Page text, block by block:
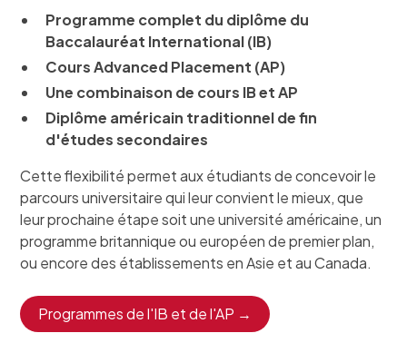
Programme complet du diplôme du
Baccalauréat International (IB)
Cours Advanced Placement (AP)
Une combinaison de cours IB et AP
Diplôme américain traditionnel de fin
d'études secondaires
Cette flexibilité permet aux étudiants de concevoir le
parcours universitaire qui leur convient le mieux, que
leur prochaine étape soit une université américaine, un
programme britannique ou européen de premier plan,
ou encore des établissements en Asie et au Canada.
Programmes de l'IB et de l'AP →